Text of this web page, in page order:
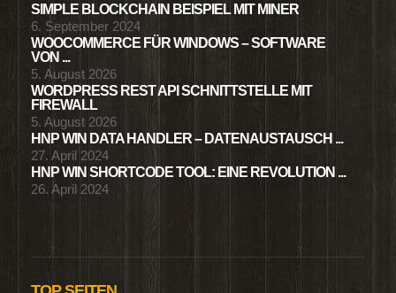
SIMPLE BLOCKCHAIN BEISPIEL MIT MINER
6. September 2024
WOOCOMMERCE FÜR WINDOWS – SOFTWARE
VON ...
5. August 2026
WORDPRESS REST API SCHNITTSTELLE MIT
FIREWALL
5. August 2026
HNP WIN DATA HANDLER – DATENAUSTAUSCH ...
27. April 2024
HNP WIN SHORTCODE TOOL: EINE REVOLUTION ...
26. April 2024